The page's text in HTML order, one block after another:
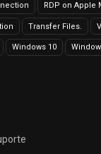
RDP on Apple
Transfer Files.
Windows 10